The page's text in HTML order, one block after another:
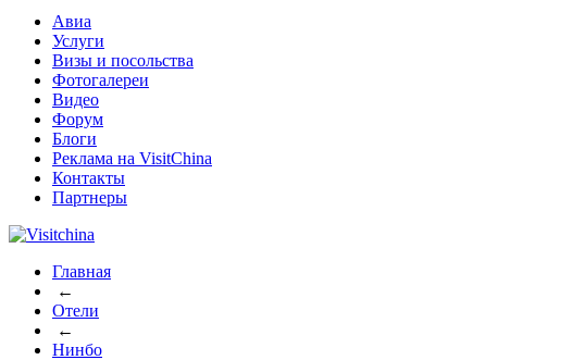
Авиа
Услуги
Визы и посольства
Фотогалереи
Видео
Форум
Блоги
Реклама на VisitChina
Контакты
Партнеры
Главная
←
Отели
←
Нинбо